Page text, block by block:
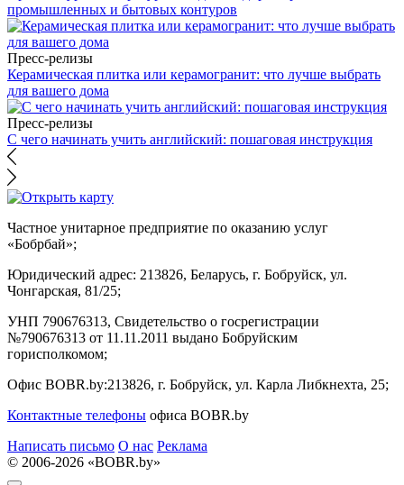
промышленных и бытовых контуров
Пресс-релизы
Керамическая плитка или керамогранит: что лучше выбрать
для вашего дома
Пресс-релизы
С чего начинать учить английский: пошаговая инструкция
Частное унитарное предприятие по оказанию услуг
«Бобрбай»;
Юридический адрес: 213826, Беларусь, г. Бобруйск, ул.
Чонгарская, 81/25;
УНП 790676313, Свидетельство о госрегистрации
№790676313 от 11.11.2011 выдано Бобруйским
горисполкомом;
Офис BOBR.by:213826, г. Бобруйск, ул. Карла Либкнехта, 25;
Контактные телефоны офиса BOBR.by
Написать письмо О нас Реклама
© 2006-2026 «BOBR.by»